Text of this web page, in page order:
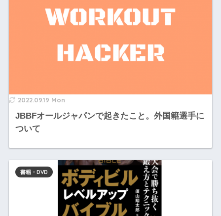
2022.09.19 Mon
JBBFオールジャパンで起きたこと。外国籍選手に
ついて
書籍・DVD